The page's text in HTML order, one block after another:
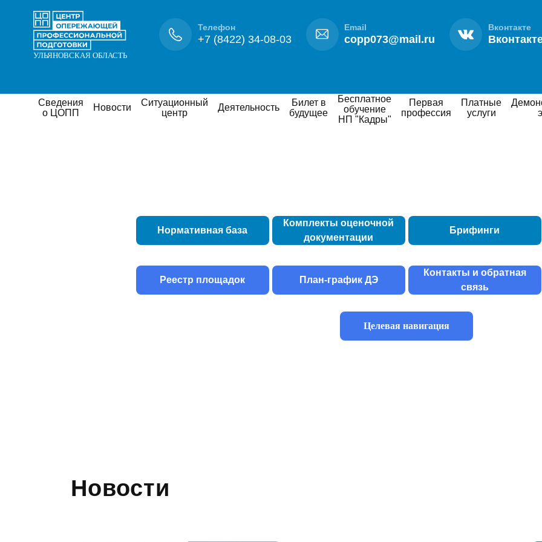
Телефон
+7 (8422) 34-08-03
Email
copp073@mail.ru
Вконтакте
Сведения
о ЦОПП
Новости
Ситуационный
центр
Деятельность
Билет в
будущее
Бесплатное
обучение
НП "Кадры"
Первая
профессия
Платные
услуги
Демонстрационный
Нормативная база
Комплекты оценочной
документации
Брифинги
Реестр площадок План-график ДЭ
Контакты и обратная
связь
Целевая навигация
Новости